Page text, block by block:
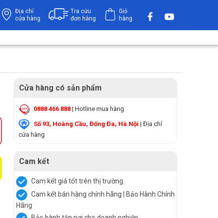
Địa chỉ
cửa hàng
Tra cứu
đơn hàng
Giỏ
hàng
Cửa hàng có sản phẩm
0888 466 888 | Hotline mua hàng
Số 93, Hoàng Cầu, Đống Đa, Hà Nội | Địa chỉ
cửa hàng
Cam kết
Cam kết giá tốt trên thị trường.
Cam kết bán hàng chính hãng | Bảo Hành Chính
Hãng